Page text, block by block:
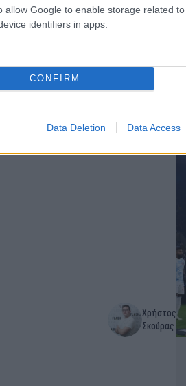
allow Google to enable storage related
identifiers in apps.
CONFIRM
Data Deletion Data Access
Συντακτική
Flash.gr
αλλά για... λάθος
Χρήστος
Σκούρας